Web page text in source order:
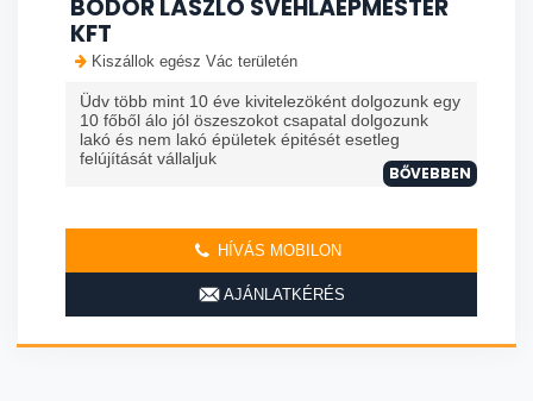
BODOR LÁSZLÓ SVEHLAÉPMESTER
KFT
Kiszállok egész Vác területén
Üdv több mint 10 éve kivitelezöként dolgozunk egy
10 főből álo jól öszeszokot csapatal dolgozunk
lakó és nem lakó épületek épitését esetleg
felújítását vállaljuk
BŐVEBBEN
HÍVÁS MOBILON
AJÁNLATKÉRÉS